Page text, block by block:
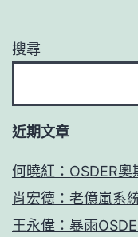
搜尋
近期文章
何曉紅：OSDER奧
肖宏德：老億嵐系
王永偉：暴雨